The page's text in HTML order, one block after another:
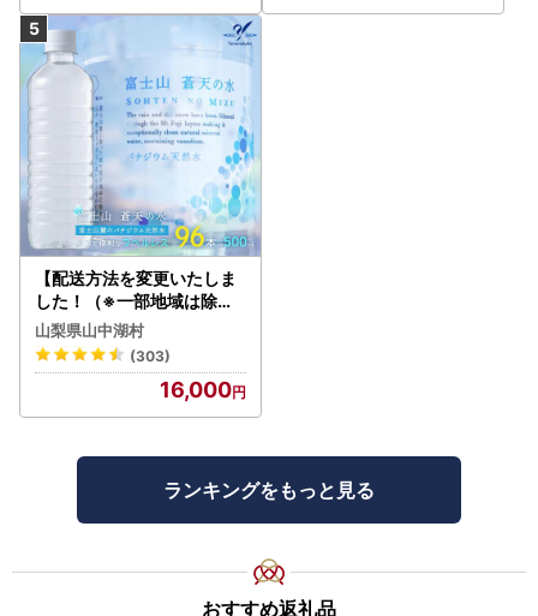
【配送方法を変更いたしま
した！（※一部地域は除く
）】＜ラベルレス＞富士山
蒼天の水 500ml×96本（４
ケース）YC001
山梨県山中湖村
(303)
16,000
ランキングをもっと見る
おすすめ返礼品